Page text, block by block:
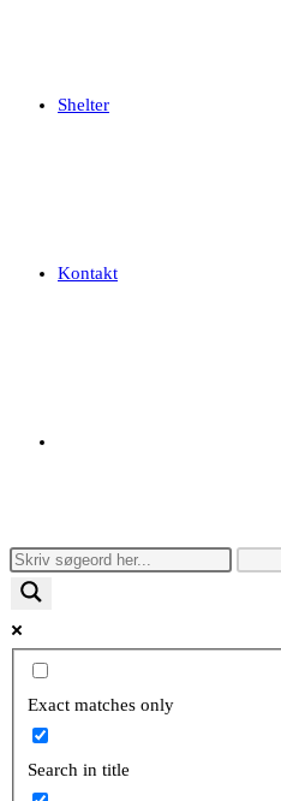
Shelter
Kontakt
search
Exact matches only
Search in title